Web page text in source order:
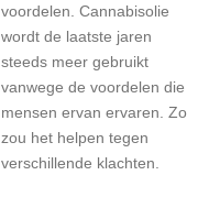
voordelen. Cannabisolie
wordt de laatste jaren
steeds meer gebruikt
vanwege de voordelen die
mensen ervan ervaren. Zo
zou het helpen tegen
verschillende klachten.